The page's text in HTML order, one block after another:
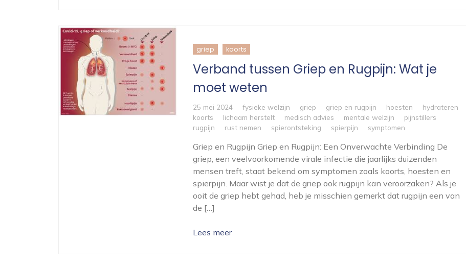
griep koorts
Verband tussen Griep en Rugpijn: Wat je
moet weten
25 mei 2024 fysieke welzijn griep griep en rugpijn hoesten
hydrateren
koorts
lichaam herstelt medisch advies mentale welzijn
pijnstillers
rugpijn
rust nemen spierontsteking spierpijn symptomen
Griep en Rugpijn Griep en Rugpijn: Een Onverwachte Verbinding De
griep, een veelvoorkomende virale infectie die jaarlijks duizenden
mensen treft, staat bekend om symptomen zoals koorts, hoesten en
spierpijn. Maar wist je dat de griep ook rugpijn kan veroorzaken? Als je
ooit de griep hebt gehad, heb je misschien gemerkt dat rugpijn een van
de […]
Lees meer